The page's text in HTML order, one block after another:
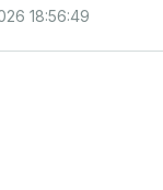
18:56:49